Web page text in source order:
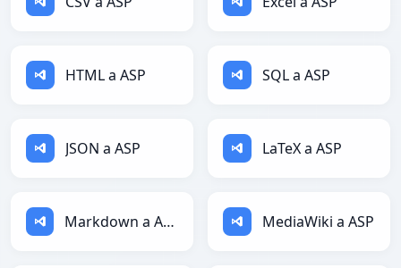
HTML a ASP SQL a ASP
JSON a ASP LaTeX a ASP
Markdown a ASP MediaWiki a ASP